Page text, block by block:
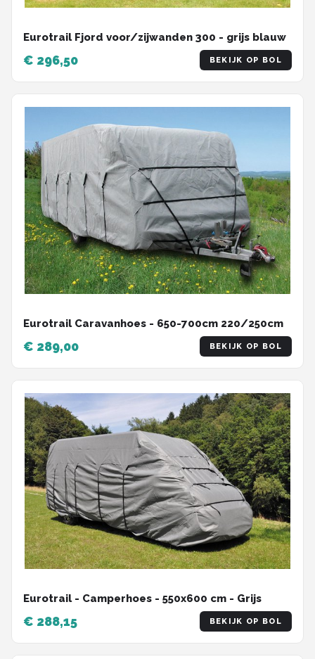
Eurotrail Fjord voor/zijwanden 300 - grijs blauw
€ 296,50 BEKIJK OP BOL
Eurotrail Caravanhoes - 650-700cm 220/250cm
€ 289,00 BEKIJK OP BOL
Eurotrail - Camperhoes - 550x600 cm - Grijs
€ 288,15 BEKIJK OP BOL